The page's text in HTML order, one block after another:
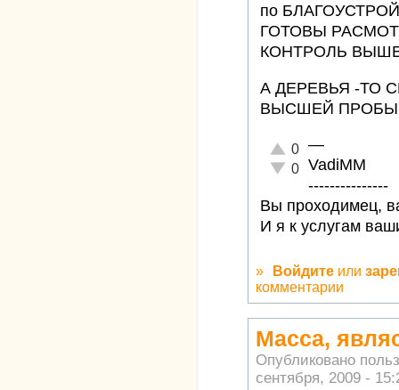
по
ГОТОВЫ
КОНТРОЛЬ
А ДЕРЕВЬЯ -ТО
ВЫСШЕЙ ПРОБЫ
Отлично!
0
Неадекватно!
0
—
VadiMM
---------------
Вы проходимец,
И я к услугам
» Войдите или
комментарии
Масса,
Опубликовано
сентября, 2009 -